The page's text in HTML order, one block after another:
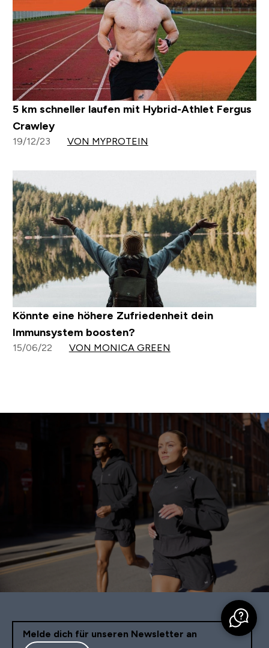
5 km schneller laufen mit Hybrid-Athlet Fergus
Crawley
19/12/23 VON MYPROTEIN
Könnte eine höhere Zufriedenheit dein
Immunsystem boosten?
15/06/22 VON MONICA GREEN
Melde dich für unseren Newsletter an